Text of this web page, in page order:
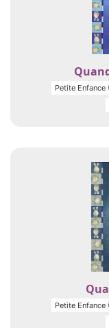
Petite
Petite